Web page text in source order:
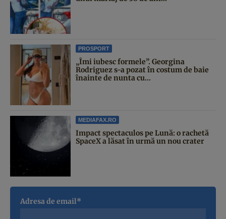
PROSPORT
„Îmi iubesc formele”. Georgina
Rodriguez s-a pozat în costum de baie
înainte de nunta cu...
MEDIAFAX.RO
Impact spectaculos pe Lună: o rachetă
SpaceX a lăsat în urmă un nou crater
Adresa de email*